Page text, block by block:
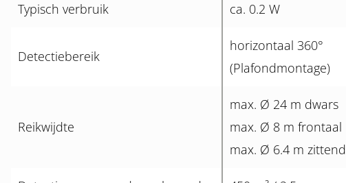
Typisch verbruik ca. 0.2 W
Detectiebereik
horizontaal 360°
(Plafondmontage)
Reikwijdte
max. Ø 24 m dwars
max. Ø 8 m frontaal
max. Ø 6.4 m zittend